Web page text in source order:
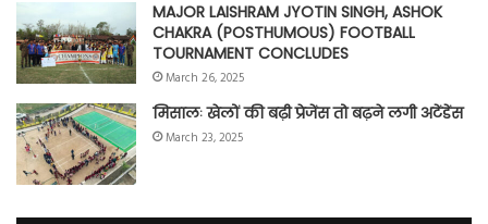
MAJOR LAISHRAM JYOTIN SINGH, ASHOK
CHAKRA (POSTHUMOUS) FOOTBALL
TOURNAMENT CONCLUDES
March 26, 2025
मिसालः खेलों की बढ़ी प्रेजेंस तो बढ़ने लगी अटेंडेंस
March 23, 2025